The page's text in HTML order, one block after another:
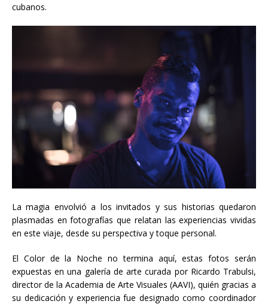
cubanos.
La magia envolvió a los invitados y sus historias quedaron
plasmadas en fotografías que relatan las experiencias vividas
en este viaje, desde su perspectiva y toque personal.
El Color de la Noche no termina aquí, estas fotos serán
expuestas en una galería de arte curada por Ricardo Trabulsi,
director de la Academia de Arte Visuales (AAVI), quién gracias a
su dedicación y experiencia fue designado como coordinador